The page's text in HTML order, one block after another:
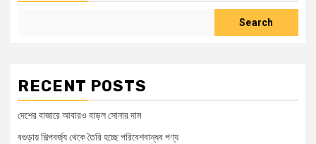
Search
RECENT POSTS
দেশের বাজারে আবারও বাড়ল সোনার দাম
বগুড়ায় শিল্পবর্জ্য থেকে তৈরি হচ্ছে পরিবেশবান্ধব পণ্য